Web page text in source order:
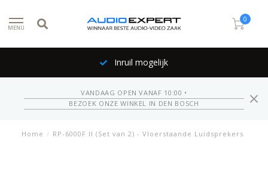
MENU
0
Inruil mogelijk
VANDAAG OPEN VANAF 10:00 •
BEZOEK ONZE WINKEL IN DEN BOSCH
Home / RP-6000F II (Set van 2) - Vloerstaande Luidsprekers